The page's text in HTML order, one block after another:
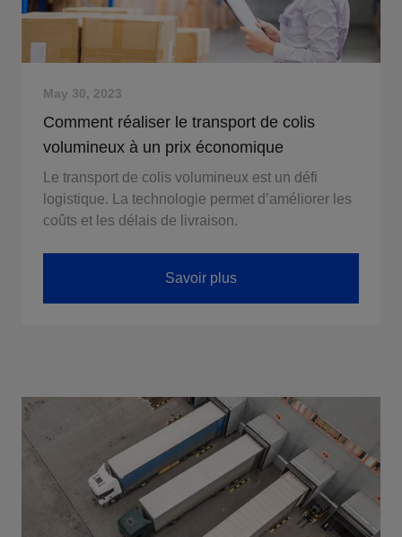
May 30, 2023
Comment réaliser le transport de colis
volumineux à un prix économique
Le transport de colis volumineux est un défi
logistique. La technologie permet d’améliorer les
coûts et les délais de livraison.
Savoir plus